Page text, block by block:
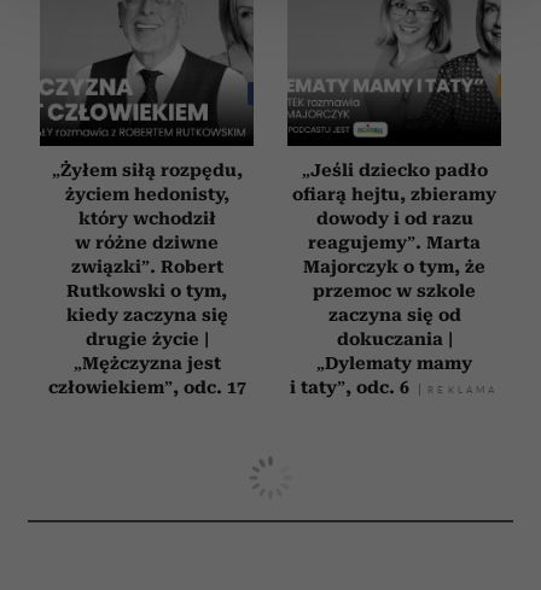
zmienić lub wycofać swoją zgodę w dowolnej chwili.
Wykorzystujemy pliki cookie do spersonalizowania treści
i reklam, aby oferować funkcje społecznościowe i
analizować ruch w naszej witrynie. Informacje o tym, jak
korzystasz z naszej witryny, udostępniamy partnerom
społecznościowym, reklamowym i analitycznym.
Partnerzy mogą połączyć te informacje z innymi danymi
otrzymanymi od Ciebie lub uzyskanymi podczas
korzystania z ich usług.
„Żyłem siłą rozpędu,
życiem hedonisty,
który wchodził
w różne dziwne
związki”. Robert
Rutkowski o tym,
kiedy zaczyna się
drugie życie |
„Mężczyzna jest
człowiekiem”, odc. 17
„Jeśli dziecko padło
ofiarą hejtu, zbieramy
dowody i od razu
reagujemy”. Marta
Majorczyk o tym, że
przemoc w szkole
zaczyna się od
dokuczania |
„Dylematy mamy
i taty”, odc. 6